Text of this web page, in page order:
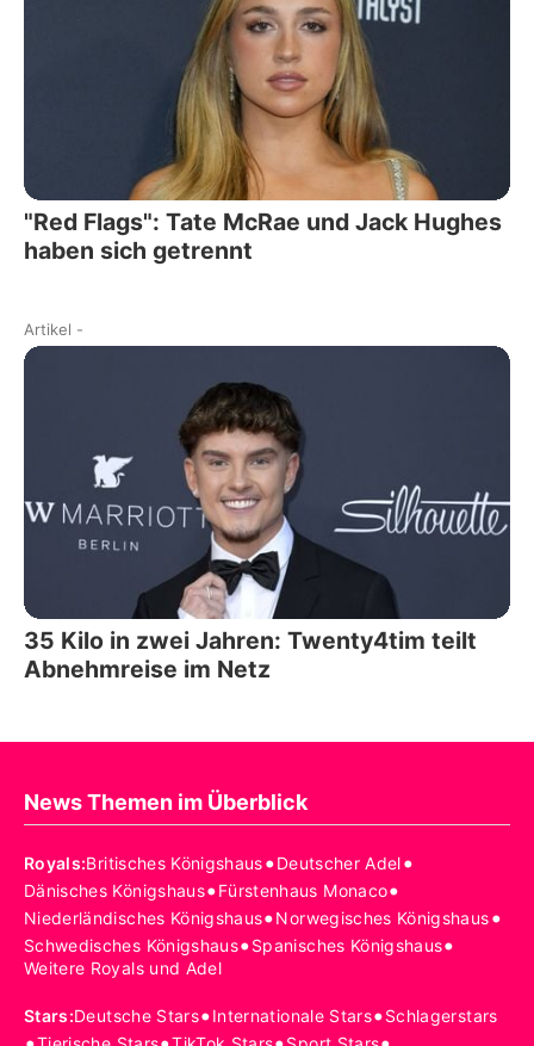
"Red Flags": Tate McRae und Jack Hughes
haben sich getrennt
Artikel -
35 Kilo in zwei Jahren: Twenty4tim teilt
Abnehmreise im Netz
News Themen im Überblick
Royals:Britisches Königshaus•Deutscher Adel•
Dänisches Königshaus•Fürstenhaus Monaco•
Niederländisches Königshaus•Norwegisches Königshaus•
Schwedisches Königshaus•Spanisches Königshaus•
Weitere Royals und Adel
Stars:Deutsche Stars•Internationale Stars•Schlagerstars